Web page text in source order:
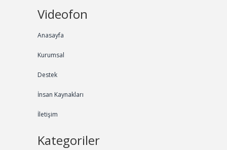
Videofon
Anasayfa
Kurumsal
Destek
İnsan Kaynakları
İletişim
Kategoriler